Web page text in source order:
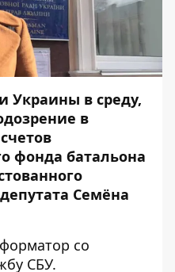
Украины в среду,
в
фонда батальона
Семёна
со
СБУ.